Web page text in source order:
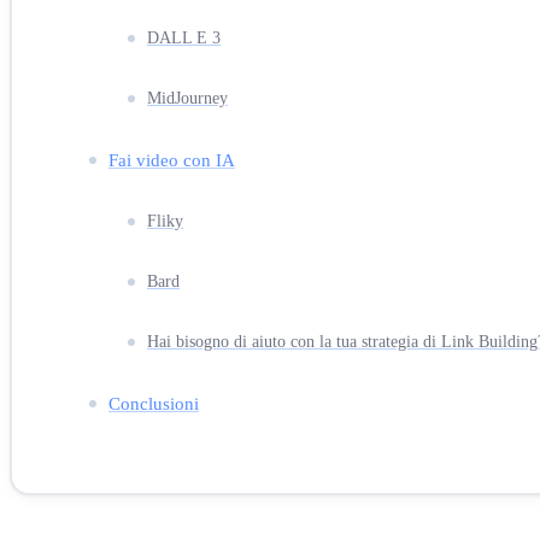
DALL E 3
MidJourney
Fai video con IA
Fliky
Bard
Hai bisogno di aiuto con la tua strategia di Link
Conclusioni